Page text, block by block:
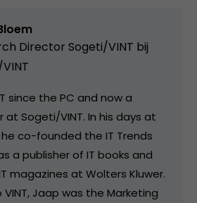
Director Sogeti/VINT bij
since the PC and now a
at Sogeti/VINT. In his days at
he co-founded the IT Trends
a publisher of IT books and
magazines at Wolters Kluwer.
Jaap was the Marketing